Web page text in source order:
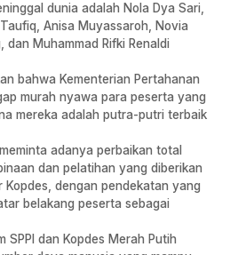
dunia adalah Nola Dya Sari,
Anisa Muyassaroh, Novia
dan Muhammad Rifki Renaldi
bahwa Kementerian Pertahanan
murah nyawa para peserta yang
mereka adalah putra-putri terbaik
adanya perbaikan total
dan pelatihan yang diberikan
Kopdes, dengan pendekatan yang
belakang peserta sebagai
SPPI dan Kopdes Merah Putih